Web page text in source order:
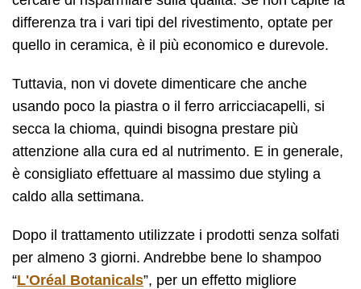
differenza tra i vari tipi del rivestimento, optate per
quello in ceramica, è il più economico e durevole.
Tuttavia, non vi dovete dimenticare che anche
usando poco la piastra o il ferro arricciacapelli, si
secca la chioma, quindi bisogna prestare più
attenzione alla cura ed al nutrimento. E in generale,
è consigliato effettuare al massimo due styling a
caldo alla settimana.
Dopo il trattamento utilizzate i prodotti senza solfati
per almeno 3 giorni. Andrebbe bene lo shampoo
“L'Oréal Botanicals”, per un effetto migliore